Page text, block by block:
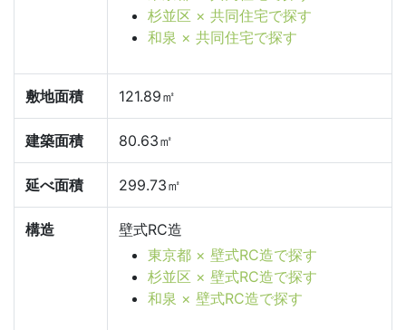
杉並区 × 共同住宅で探す
和泉 × 共同住宅で探す
敷地面積 121.89㎡
建築面積 80.63㎡
延べ面積 299.73㎡
構造
壁式RC造
東京都 × 壁式RC造で探す
杉並区 × 壁式RC造で探す
和泉 × 壁式RC造で探す